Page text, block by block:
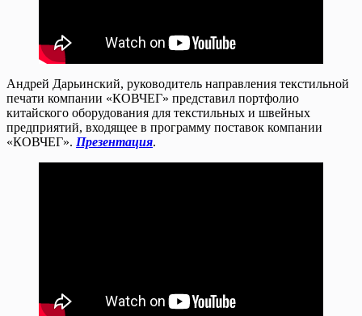
Андрей Дарьинский, руководитель направления текстильной
печати компании «КОВЧЕГ» представил портфолио
китайского оборудования для текстильных и швейных
предприятий, входящее в программу поставок компании
«КОВЧЕГ». Презентация.